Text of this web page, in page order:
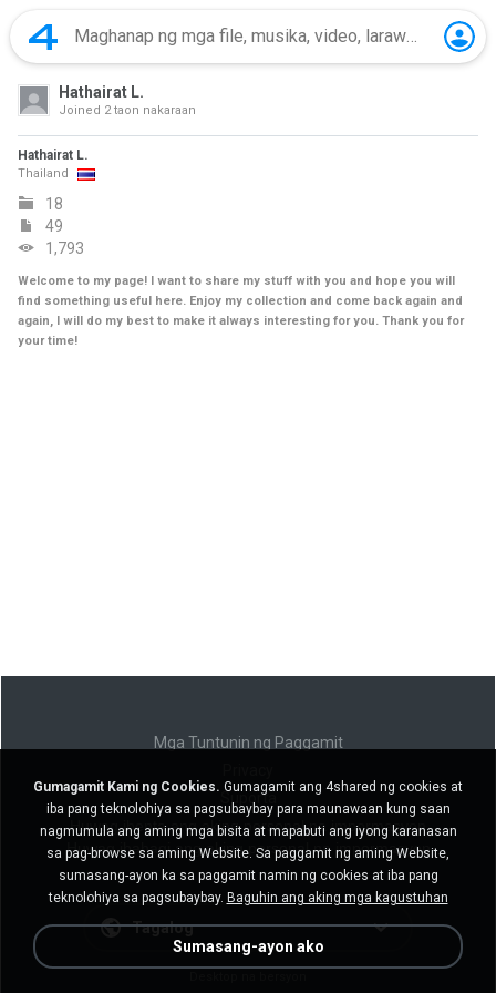
Hathairat L.
Joined 2 taon nakaraan
Hathairat L.
Thailand
18
49
1,793
Welcome to my page! I want to share my stuff with you and hope you will
find something useful here. Enjoy my collection and come back again and
again, I will do my best to make it always interesting for you. Thank you for
your time!
Mga Tuntunin ng Paggamit
Suporta
Huwag ibenta ang aking personal na impormasyon
Huwag ibahagi ang aking personal na impormasyon
Tagalog
Gumagamit Kami ng Cookies. Gumagamit ang 4shared ng cookies at
iba pang teknolohiya sa pagsubaybay para maunawaan kung saan
nagmumula ang aming mga bisita at mapabuti ang iyong karanasan
sa pag-browse sa aming Website. Sa paggamit ng aming Website,
sumasang-ayon ka sa paggamit namin ng cookies at iba pang
teknolohiya sa pagsubaybay. Baguhin ang aking mga kagustuhan
Sumasang-ayon ako